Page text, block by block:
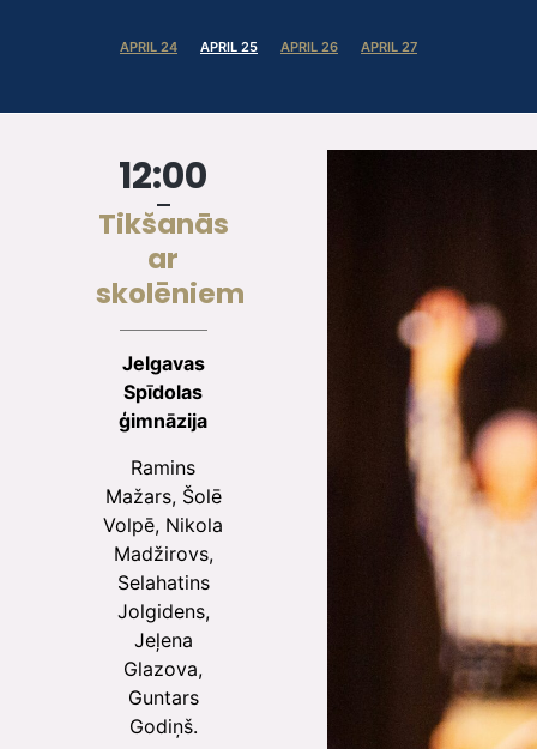
APRIL 24 APRIL 25 APRIL 26 APRIL 27
12:00
Tikšanās
ar
skolēniem
Jelgavas
Spīdolas
ģimnāzija
Ramins
Mažars, Šolē
Volpē, Nikola
Madžirovs,
Selahatins
Jolgidens,
Jeļena
Glazova,
Guntars
Godiņš.